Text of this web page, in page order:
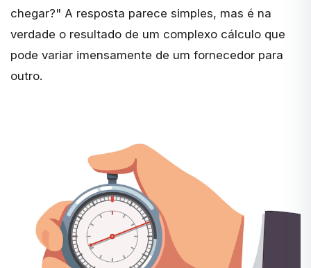
chegar?" A resposta parece simples, mas é na
verdade o resultado de um complexo cálculo que
pode variar imensamente de um fornecedor para
outro.